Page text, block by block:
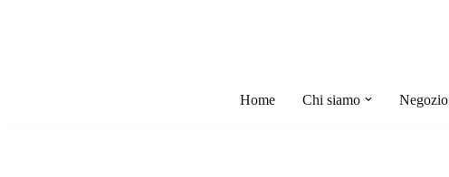
Home Chi siamo Negozio